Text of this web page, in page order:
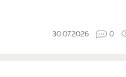
30.07.2026 0